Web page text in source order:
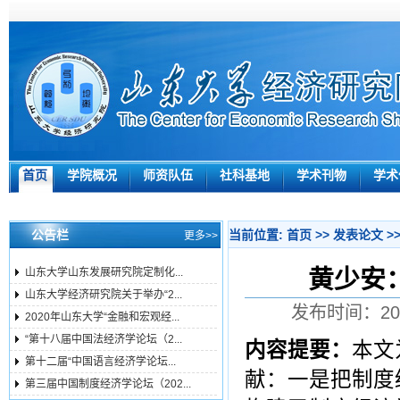
首页 学院概况 师资队伍 社科基地 学术刊物 学
公告栏 更多>>
山东大学山东发展研究院定制化...
山东大学经济研究院关于举办“2...
2020年山东大学“金融和宏观经...
“第十八届中国法经济学论坛（2...
第十二届“中国语言经济学论坛...
第三届中国制度经济学论坛（202...
当前位置: 首页 >> 发表论文
黄少安
发布时间：
内容提要： 本
献：一是把制